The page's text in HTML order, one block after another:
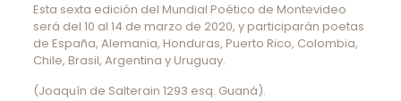
Esta sexta edición del Mundial Poético de Montevideo
será del 10 al 14 de marzo de 2020, y participarán poetas
de España, Alemania, Honduras, Puerto Rico, Colombia,
Chile, Brasil, Argentina y Uruguay.
(Joaquín de Salterain 1293 esq. Guaná).